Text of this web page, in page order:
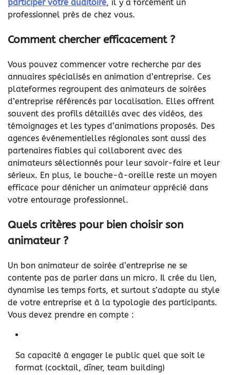
participer votre auditoire, il y a forcément un
professionnel près de chez vous.
Comment chercher efficacement ?
Vous pouvez commencer votre recherche par des
annuaires spécialisés en animation d’entreprise. Ces
plateformes regroupent des animateurs de soirées
d’entreprise référencés par localisation. Elles offrent
souvent des profils détaillés avec des vidéos, des
témoignages et les types d’animations proposés. Des
agences événementielles régionales sont aussi des
partenaires fiables qui collaborent avec des
animateurs sélectionnés pour leur savoir-faire et leur
sérieux. En plus, le bouche-à-oreille reste un moyen
efficace pour dénicher un animateur apprécié dans
votre entourage professionnel.
Quels critères pour bien choisir son
animateur ?
Un bon animateur de soirée d’entreprise ne se
contente pas de parler dans un micro. Il crée du lien,
dynamise les temps forts, et surtout s’adapte au style
de votre entreprise et à la typologie des participants.
Vous devez prendre en compte :
Sa capacité à engager le public quel que soit le
format (cocktail, dîner, team building)